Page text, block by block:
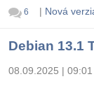
6 | Nová
Debian 13.1
08.09.2025 | 09:01